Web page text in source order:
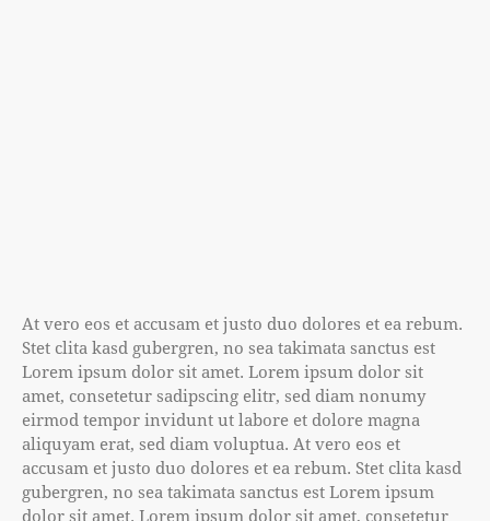
At vero eos et accusam et justo duo dolores et ea rebum.
Stet clita kasd gubergren, no sea takimata sanctus est
Lorem ipsum dolor sit amet. Lorem ipsum dolor sit
amet, consetetur sadipscing elitr, sed diam nonumy
eirmod tempor invidunt ut labore et dolore magna
aliquyam erat, sed diam voluptua. At vero eos et
accusam et justo duo dolores et ea rebum. Stet clita kasd
gubergren, no sea takimata sanctus est Lorem ipsum
dolor sit amet. Lorem ipsum dolor sit amet, consetetur